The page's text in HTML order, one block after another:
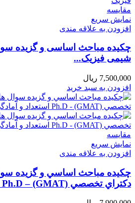
مقايسه
نمایش سریع
افزودن به علاقه مندی
چکیده مباحث اساسی و گزیده
شیمی فیزیک...
7,500,000 ریال
افزودن به سبد خرید
مقايسه
نمایش سریع
افزودن به علاقه مندی
چکیده مباحث اساسي و گزیده
دكتراي تخصصي Ph.D – (GMAT) استعداد و آمادگ...